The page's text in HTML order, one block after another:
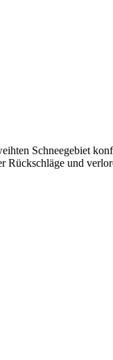
Schneegebiet
und